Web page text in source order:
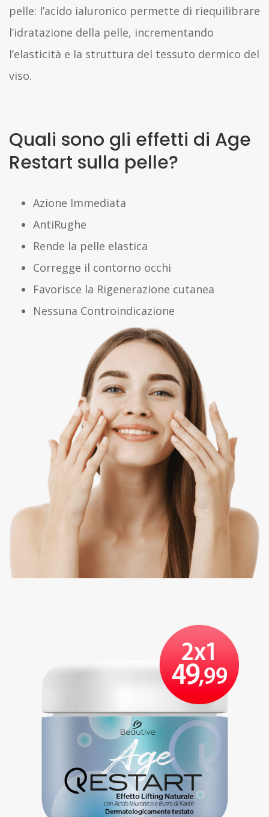
pelle: l’acido ialuronico permette di riequilibrare
l’idratazione della pelle, incrementando
l’elasticità e la struttura del tessuto dermico del
viso.
Quali sono gli effetti di Age
Restart sulla pelle?
Azione Immediata
AntiRughe
Rende la pelle elastica
Corregge il contorno occhi
Favorisce la Rigenerazione cutanea
Nessuna Controindicazione